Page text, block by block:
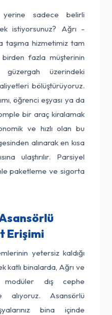
sadece belirli
istiyorsunuz? Ağrı -
taşıma hizmetimiz tam
fazla müşterinin
güzergah üzerindeki
bölüştürüyoruz.
öğrenci eşyası ya da
bir araç kiralamak
ve hızlı olan bu
alınarak en kısa
ulaştırılır. Parsiyel
paketleme ve sigorta
Erişimi
yetersiz kaldığı
katlı binalarda, Ağrı ve
modüler dış cephe
alıyoruz. Asansörlü
bina içinde